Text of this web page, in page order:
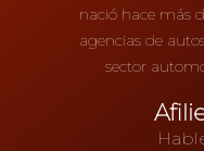
nació hace más
agencias de
sector